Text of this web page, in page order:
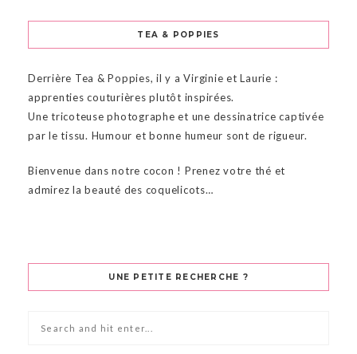
TEA & POPPIES
Derrière Tea & Poppies, il y a Virginie et Laurie :
apprenties couturières plutôt inspirées.
Une tricoteuse photographe et une dessinatrice captivée
par le tissu. Humour et bonne humeur sont de rigueur.
Bienvenue dans notre cocon ! Prenez votre thé et
admirez la beauté des coquelicots…
UNE PETITE RECHERCHE ?